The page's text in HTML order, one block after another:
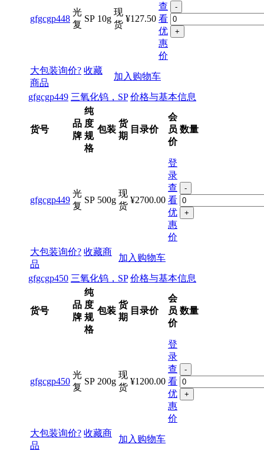
gfgcgp448
光
复
SP 10g
现
货
¥127.50
查
看
优
惠
价
-
+
大包装询价? 收藏
商品
加入购物车
gfgcgp449 三氧化钨，SP 价格与基本信息
货号
品
牌
纯
度
规
格
包装
货
期
目录价
会
员
价
数量
gfgcgp449
光
复
SP 500g
现
货
¥2700.00
登
录
查
看
优
惠
价
-
+
大包装询价? 收藏商
品
加入购物车
gfgcgp450 三氧化钨，SP 价格与基本信息
货号
品
牌
纯
度
规
格
包装
货
期
目录价
会
员
价
数量
gfgcgp450
光
复
SP 200g
现
货
¥1200.00
登
录
查
看
优
惠
价
-
+
大包装询价? 收藏商
品
加入购物车